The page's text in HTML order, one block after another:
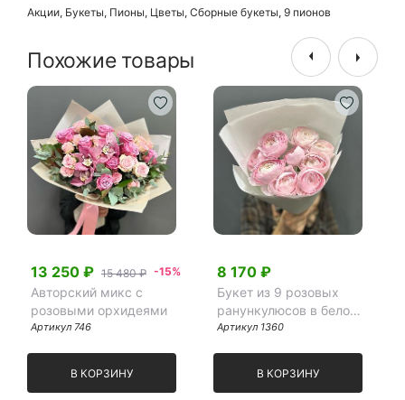
Акции, Букеты, Пионы, Цветы, Сборные букеты, 9 пионов
Похожие товары
13 250 ₽ 15 480 ₽ -15%
Авторский микс с
розовыми орхидеями
Артикул 746
В КОРЗИНУ
8 170 ₽
Букет из 9 розовых
ранункулюсов в белом
крафте
Артикул 1360
В КОРЗИНУ